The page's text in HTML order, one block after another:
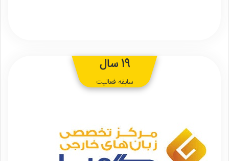
19 سال
سابقه فعالیت